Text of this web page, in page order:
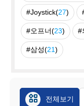
#Joystick(27)
#오프너(23) #
#삼성(21)
전체보기